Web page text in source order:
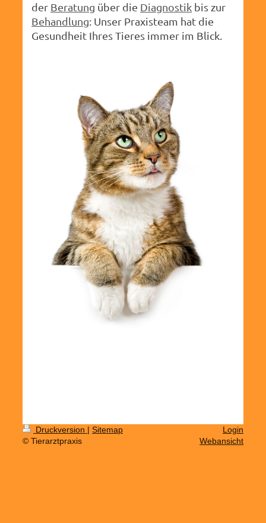
der Beratung über die Diagnostik bis zur
Behandlung: Unser Praxisteam hat die
Gesundheit Ihres Tieres immer im Blick.
Druckversion | Sitemap
© Tierarztpraxis
Login
Webansicht